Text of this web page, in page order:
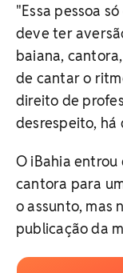
"Essa pessoa
deve ter
baiana,
de cantar o
direito de
desrespeito, há
O iBahia entrou
cantora para
o assunto, mas
publicação da